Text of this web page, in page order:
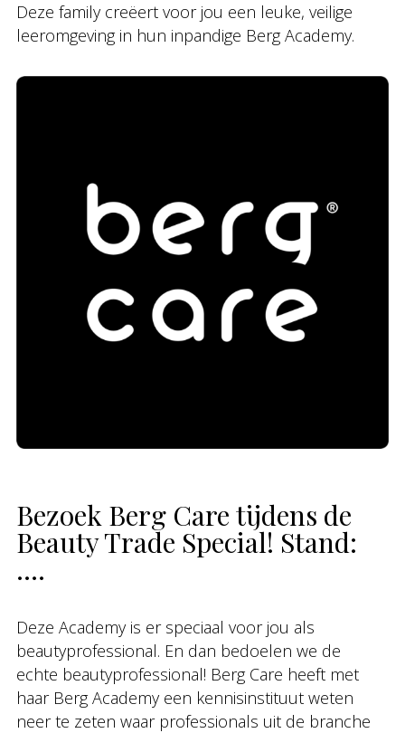
Deze family creëert voor jou een leuke, veilige
leeromgeving in hun inpandige Berg Academy.
Bezoek Berg Care tijdens de
Beauty Trade Special! Stand:
….
Deze Academy is er speciaal voor jou als
beautyprofessional. En dan bedoelen we de
echte beautyprofessional! Berg Care heeft met
haar Berg Academy een kennisinstituut weten
neer te zeten waar professionals uit de branche